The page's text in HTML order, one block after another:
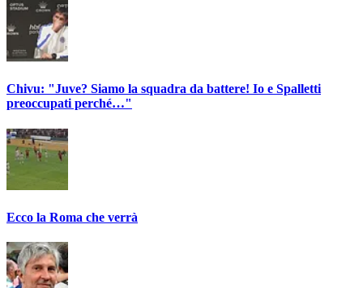
Chivu: "Juve? Siamo la squadra da battere! Io e Spalletti
preoccupati perché…"
Ecco la Roma che verrà